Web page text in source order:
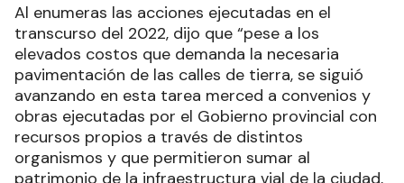
Al enumeras las acciones ejecutadas en el
transcurso del 2022, dijo que “pese a los
elevados costos que demanda la necesaria
pavimentación de las calles de tierra, se siguió
avanzando en esta tarea merced a convenios y
obras ejecutadas por el Gobierno provincial con
recursos propios a través de distintos
organismos y que permitieron sumar al
patrimonio de la infraestructura vial de la ciudad,